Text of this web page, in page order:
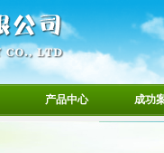
产品中心 成功